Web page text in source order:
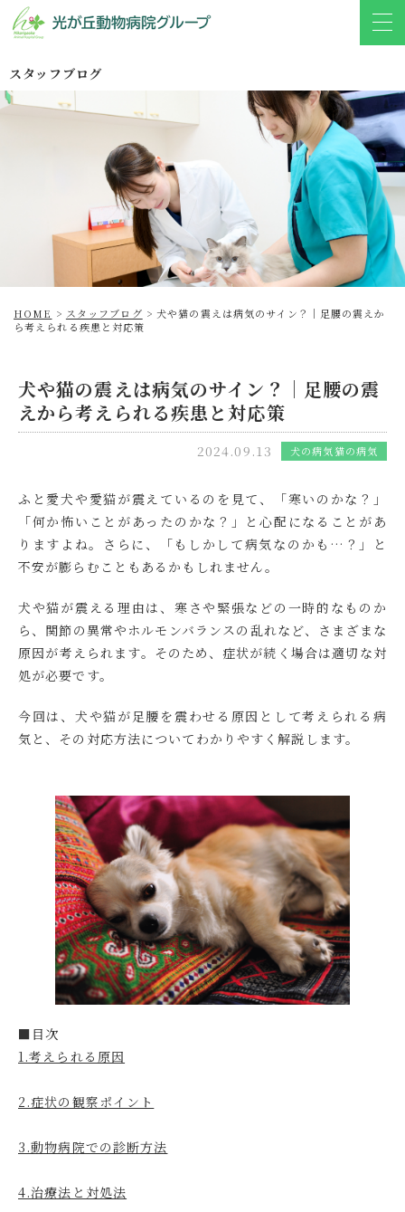
スタッフブログ
HOME > スタッフブログ >犬や猫の震えは病気のサイン？｜足腰の震えか
ら考えられる疾患と対応策
犬や猫の震えは病気のサイン？｜足腰の震
えから考えられる疾患と対応策
2024.09.13 犬の病気猫の病気
ふと愛犬や愛猫が震えているのを見て、「寒いのかな？」
「何か怖いことがあったのかな？」と心配になることがあ
りますよね。さらに、「もしかして病気なのかも…？」と
不安が膨らむこともあるかもしれません。
犬や猫が震える理由は、寒さや緊張などの一時的なものか
ら、関節の異常やホルモンバランスの乱れなど、さまざまな
原因が考えられます。そのため、症状が続く場合は適切な対
処が必要です。
今回は、犬や猫が足腰を震わせる原因として考えられる病
気と、その対応方法についてわかりやすく解説します。
■目次
1.考えられる原因
2.症状の観察ポイント
3.動物病院での診断方法
4.治療法と対処法